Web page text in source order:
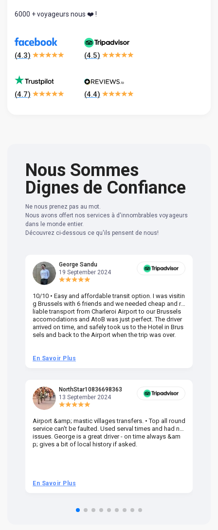
6000 + voyageurs nous ❤️ !
(4.3) (4.5)
(4.7) (4.4)
Nous Sommes
Dignes de Confiance
Ne nous prenez pas au mot.
Nous avons offert nos services à d'innombrables voyageurs
dans le monde entier.
Découvrez ci-dessous ce qu'ils pensent de nous!
George Sandu
19 September 2024
10/10 • Easy and affordable transit option. I was visitin
g Brussels with 6 friends and we needed cheap and re
liable transport from Charleroi Airport to our Brussels
accomodations and AtoB was just perfect. The driver
arrived on time, and safely took us to the Hotel in Brus
sels and back to the Airport when the trip was over.
En Savoir Plus
NorthStar10836698363
13 September 2024
Airport &amp; mastic villages transfers. • Top all round
service can't be faulted. Used serval times and had no
issues. George is a great driver - on time always &am
p; gives a bit of local history if asked.
En Savoir Plus